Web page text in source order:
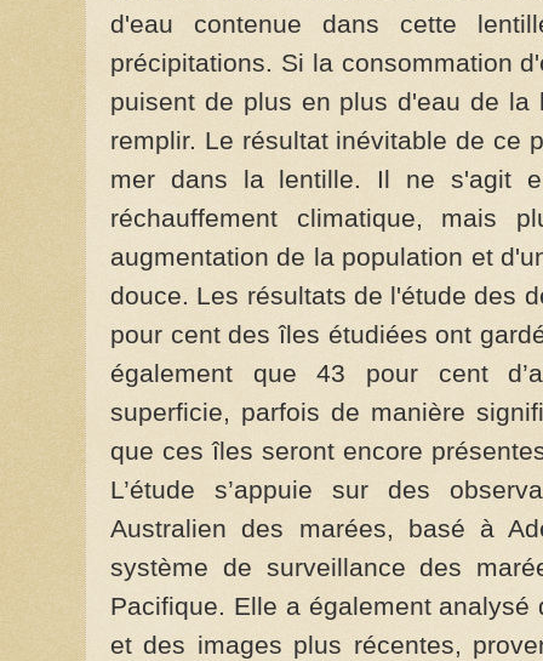
d'eau contenue dans cette
précipitations. Si la consommation
puisent de plus en plus d'eau de
remplir. Le résultat inévitable de ce
mer dans la lentille. Il ne s'agit
réchauffement climatique, mais
augmentation de la population et
douce. Les résultats de l'étude des
pour cent des îles étudiées ont
également que 43 pour cent
superficie, parfois de manière
que ces îles seront encore
L’étude s’appuie sur des
Australien des marées, basé à
système de surveillance des
Pacifique. Elle a également
et des images plus récentes,